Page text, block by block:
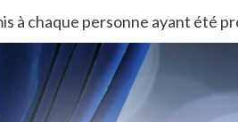
à chaque personne ayant été